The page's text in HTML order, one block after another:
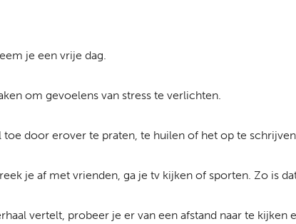
je een vrije dag.
om gevoelens van stress te verlichten.
door erover te praten, te huilen of het op te
je af met vrienden, ga je tv kijken of sporten. Zo is
vertelt, probeer je er van een afstand naar te kijken